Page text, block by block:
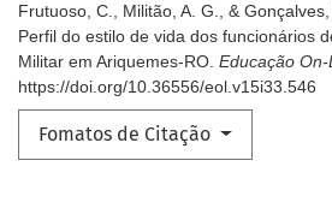
Frutuoso, C., Militão, A. G., &
Perfil do estilo de vida dos funcionários
Militar em Ariquemes-RO. Educação On-
https://doi.org/10.36556/eol.v15i33.546
Fomatos de Citação